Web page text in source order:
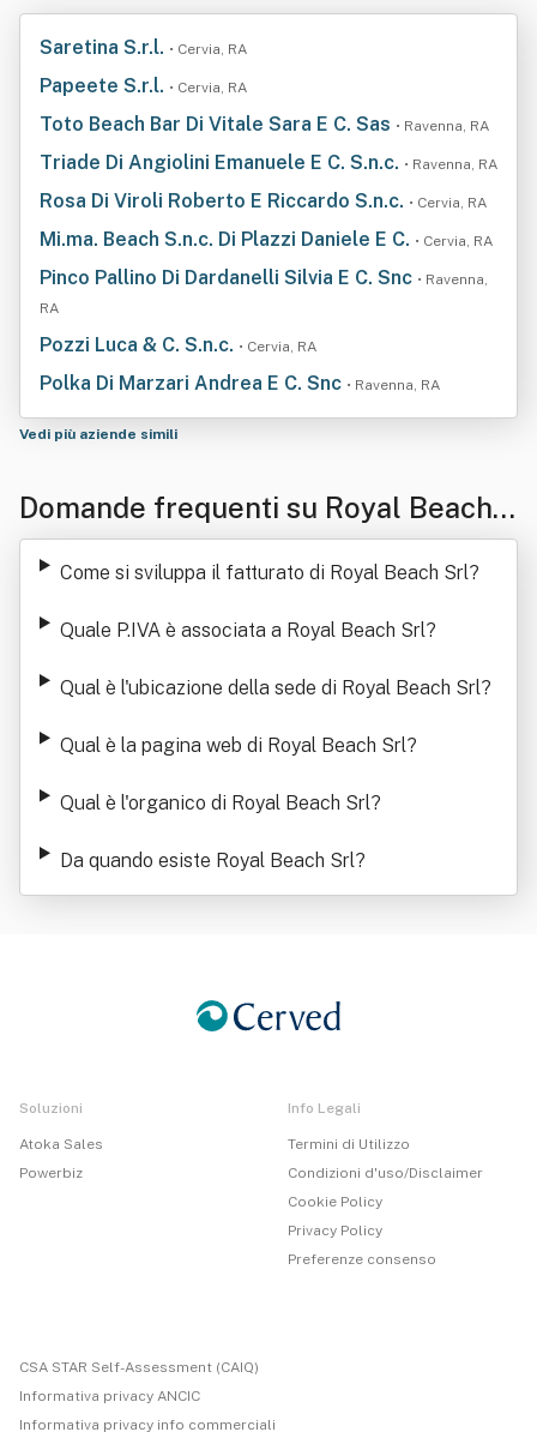
Saretina S.r.l. • Cervia, RA
Papeete S.r.l. • Cervia, RA
Toto Beach Bar Di Vitale Sara E C. Sas • Ravenna, RA
Triade Di Angiolini Emanuele E C. S.n.c. • Ravenna, RA
Rosa Di Viroli Roberto E Riccardo S.n.c. • Cervia, RA
Mi.ma. Beach S.n.c. Di Plazzi Daniele E C. • Cervia, RA
Pinco Pallino Di Dardanelli Silvia E C. Snc • Ravenna,
RA
Pozzi Luca & C. S.n.c. • Cervia, RA
Polka Di Marzari Andrea E C. Snc • Ravenna, RA
Vedi più aziende simili
Domande frequenti su Royal Beach
Srl
Come si sviluppa il fatturato di Royal Beach Srl?
Quale P.IVA è associata a Royal Beach Srl?
Qual è l'ubicazione della sede di Royal Beach Srl?
Qual è la pagina web di Royal Beach Srl?
Qual è l'organico di Royal Beach Srl?
Da quando esiste Royal Beach Srl?
Soluzioni
Atoka Sales
Powerbiz
Info Legali
Termini di Utilizzo
Condizioni d'uso/Disclaimer
Cookie Policy
Privacy Policy
Preferenze consenso
CSA STAR Self-Assessment (CAIQ)
Informativa privacy ANCIC
Informativa privacy info commerciali